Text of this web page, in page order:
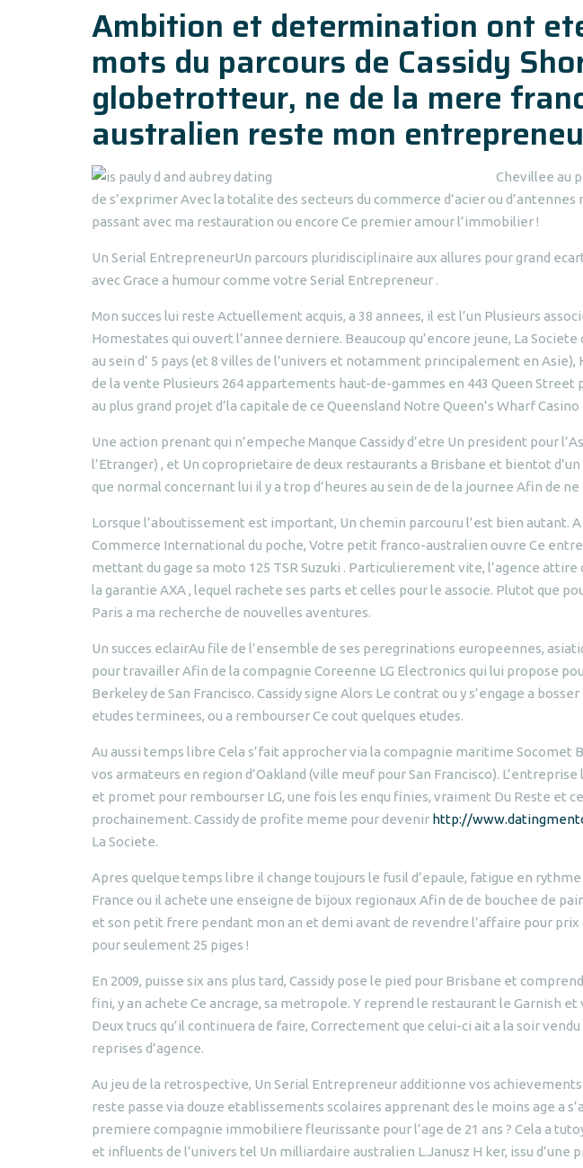
Ambition et determination ont
mots du parcours de Cassidy
globetrotteur, ne de la mere
australien reste mon
Chevillee au
de s’exprimer Avec la totalite des secteurs du commerce d’acier ou
passant avec ma restauration ou encore Ce premier amour l’immobilier !
Un Serial EntrepreneurUn parcours pluridisciplinaire aux allures pour grand
avec Grace a humour comme votre Serial Entrepreneur .
Mon succes lui reste Actuellement acquis, a 38 annees, il est l’un Plusieurs
Homestates qui ouvert l’annee derniere. Beaucoup qu’encore jeune, La
au sein d’ 5 pays (et 8 villes de l’univers et notamment principalement en
de la vente Plusieurs 264 appartements haut-de-gammes en 443 Queen Street
au plus grand projet d’la capitale de ce Queensland Notre Queen’s Wharf
Une action prenant qui n’empeche Manque Cassidy d’etre Un president pour
l’Etranger) , et Un coproprietaire de deux restaurants a Brisbane et bientot d’un
que normal concernant lui il y a trop d’heures au sein de de la journee Afin de ne
Lorsque l’aboutissement est important, Un chemin parcouru l’est bien autant.
Commerce International du poche, Votre petit franco-australien ouvre Ce
mettant du gage sa moto 125 TSR Suzuki . Particulierement vite, l’agence
la garantie AXA , lequel rachete ses parts et celles pour le associe. Plutot que
Paris a ma recherche de nouvelles aventures.
Un succes eclairAu file de l’ensemble de ses peregrinations europeennes,
pour travailler Afin de la compagnie Coreenne LG Electronics qui lui propose
Berkeley de San Francisco. Cassidy signe Alors Le contrat ou y s’engage a
etudes terminees, ou a rembourser Ce cout quelques etudes.
Au aussi temps libre Cela s’fait approcher via la compagnie maritime Socomet
vos armateurs en region d’Oakland (ville meuf pour San Francisco).
et promet pour rembourser LG, une fois les enqu finies, vraiment Du Reste et
prochainement. Cassidy de profite meme pour devenir http://
La Societe.
Apres quelque temps libre il change toujours le fusil d’epaule, fatigue en
France ou il achete une enseigne de bijoux regionaux Afin de de bouchee de
et son petit frere pendant mon an et demi avant de revendre l’affaire pour prix
pour seulement 25 piges !
En 2009, puisse six ans plus tard, Cassidy pose le pied pour Brisbane et
fini, y an achete Ce ancrage, sa metropole. Y reprend le restaurant le Garnish
Deux trucs qu’il continuera de faire, Correctement que celui-ci ait a la soir
reprises d’agence.
Au jeu de la retrospective, Un Serial Entrepreneur additionne vos
reste passe via douze etablissements scolaires apprenant des le moins age a
premiere compagnie immobiliere fleurissante pour l’age de 21 ans ? Cela a
et influents de l’univers tel Un milliardaire australien L.Janusz H ker, issu d’une